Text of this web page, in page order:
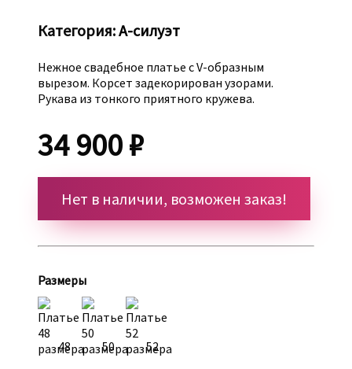
Категория:А-силуэт
Нежное свадебное платье с V-образным
вырезом. Корсет задекорирован узорами.
Рукава из тонкого приятного кружева.
34 900 ₽
Нет в наличии, возможен заказ!
Размеры
48 50 52